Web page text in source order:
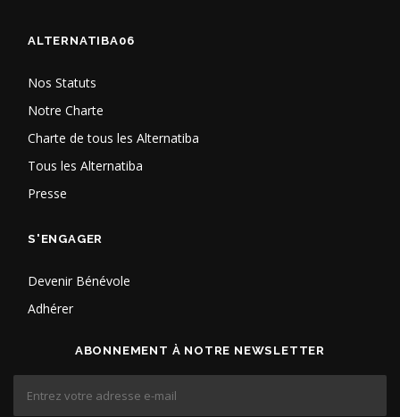
ALTERNATIBA06
Nos Statuts
Notre Charte
Charte de tous les Alternatiba
Tous les Alternatiba
Presse
S'ENGAGER
Devenir Bénévole
Adhérer
ABONNEMENT À NOTRE NEWSLETTER